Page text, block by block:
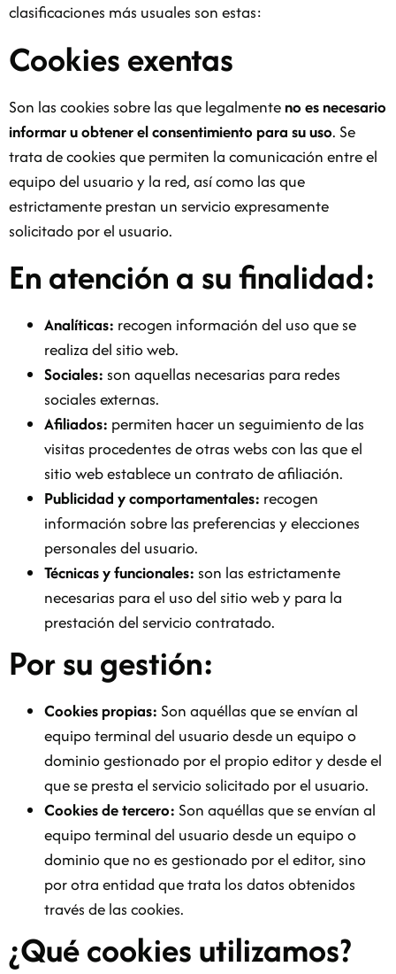
clasificaciones más usuales son estas:
Cookies exentas
Son las cookies sobre las que legalmenteno es necesario
informar u obtener el consentimiento para su uso. Se
trata de cookies que permiten la comunicación entre el
equipo del usuario y la red, así como las que
estrictamente prestan un servicio expresamente
solicitado por el usuario.
En atención a su finalidad:
Analíticas: recogen información del uso que se
realiza del sitio web.
Sociales: son aquellas necesarias para redes
sociales externas.
Afiliados: permiten hacer un seguimiento de las
visitas procedentes de otras webs con las que el
sitio web establece un contrato de afiliación.
Publicidad y comportamentales: recogen
información sobre las preferencias y elecciones
personales del usuario.
Técnicas y funcionales: son las estrictamente
necesarias para el uso del sitio web y para la
prestación del servicio contratado.
Por su gestión:
Cookies propias: Son aquéllas que se envían al
equipo terminal del usuario desde un equipo o
dominio gestionado por el propio editor y desde el
que se presta el servicio solicitado por el usuario.
Cookies de tercero: Son aquéllas que se envían al
equipo terminal del usuario desde un equipo o
dominio que no es gestionado por el editor, sino
por otra entidad que trata los datos obtenidos
través de las cookies.
¿Qué cookies utilizamos?